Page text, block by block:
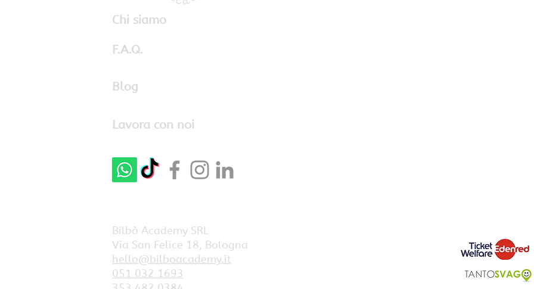
Chi siamo
F.A.Q.
Blog
Lavora con noi
Bilbò Academy SRL
Via San Felice 18, Bologna
hello@bilboacademy.it
051 032 1693